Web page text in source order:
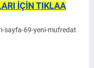
İÇİN TIKLAA
sayfa-69-yeni-mufredat